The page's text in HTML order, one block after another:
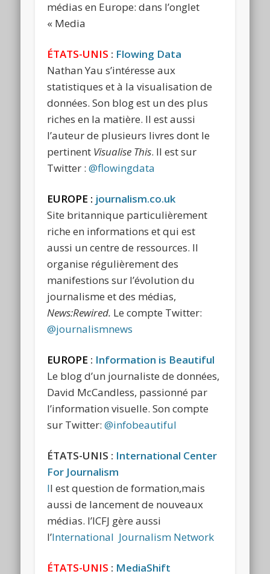
médias en Europe: dans l’onglet
« Media
ÉTATS-UNIS : Flowing Data
Nathan Yau s’intéresse aux
statistiques et à la visualisation de
données. Son blog est un des plus
riches en la matière. Il est aussi
l’auteur de plusieurs livres dont le
pertinent Visualise This. Il est sur
Twitter :@flowingdata
EUROPE : journalism.co.uk
Site britannique particulièrement
riche en informations et qui est
aussi un centre de ressources. Il
organise régulièrement des
manifestions sur l’évolution du
journalisme et des médias,
News:Rewired. Le compte Twitter:
@journalismnews
EUROPE : Information is Beautiful
Le blog d’un journaliste de données,
David McCandless, passionné par
l’information visuelle. Son compte
sur Twitter:@infobeautiful
ÉTATS-UNIS : International Center
For Journalism
Il est question de formation,mais
aussi de lancement de nouveaux
médias. l’ICFJ gère aussi
l’International Journalism Network
ÉTATS-UNIS : MediaShift